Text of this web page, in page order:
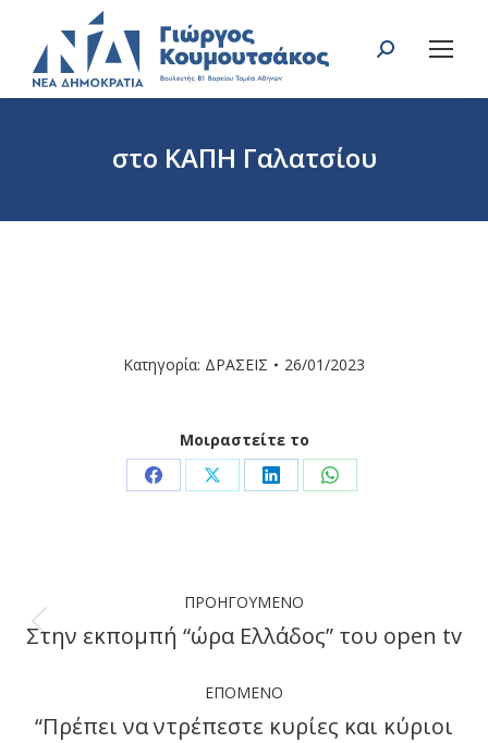
Search:
στο ΚΑΠΗ Γαλατσίου
Κατηγορία: ΔΡΑΣΕΙΣ 26/01/2023
Μοιραστείτε το
Share Share Share Share
navigation
ΠΡΟΗΓΟΎΜΕΝΟ
Previous
Στην εκπομπή “ώρα Ελλάδος” του open tv
ΕΠΌΜΕΝΟ
“Πρέπει να ντρέπεστε κυρίες και κύριοι